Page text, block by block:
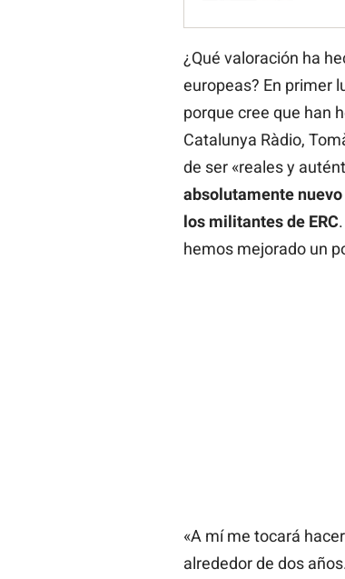
¿Qué valoración ha
europeas? En primer
porque cree que han
Catalunya Ràdio,
de ser «reales y
absolutamente
los militantes de ERC
hemos mejorado un
«A mí me tocará
alrededor de dos